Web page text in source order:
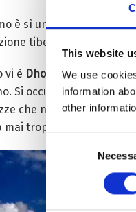
This website
We use
information
other
Selection
è sì una risorsa
tibetana si è
vi è Dhondup, medico in
Si occupa anche di
che non aveva mai
mai troppo stancante.